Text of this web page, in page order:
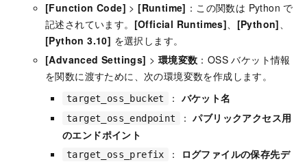
[Function Code] > [Runtime] ：この関数は Python で
記述されています。 [Official Runtimes]、 [Python]、
[Python 3.10] を選択します。
[Advanced Settings] > 環境変数 ：OSS バケット情報
を関数に渡すために、次の環境変数を作成します。
target_oss_bucket ： バケット名
target_oss_endpoint ：パブリックアクセス用
のエンドポイント
target_oss_prefix ：
ログファイルの保存先デ